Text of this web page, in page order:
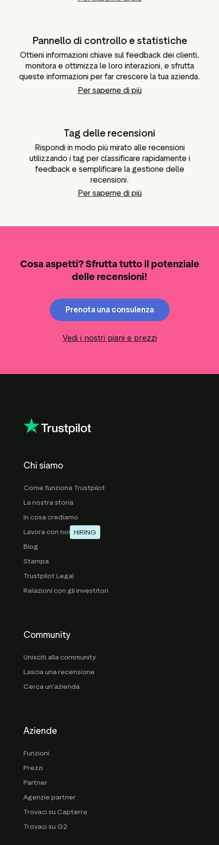
Pannello di controllo e statistiche
Ottieni informazioni chiave sul feedback dei clienti,
monitora e ottimizza le loro interazioni, e sfrutta
queste informazioni per far crescere la tua azienda.
Per saperne di più
Tag delle recensioni
Rispondi in modo più mirato alle recensioni
utilizzando i tag per classificare rapidamente i
feedback e semplificare la gestione delle
recensioni.
Per saperne di più
Cosa aspetti? Sfrutta tutto il potenziale
delle recensioni!
Prenota una consulenza
Vedi i nostri piani e prezzi
Chi siamo
Come funziona Trustpilot
La nostra storia
In cosa crediamo
Lavora con noi HIRING
Blog
Stampa
Trustpilot Legal
Relazioni con gli investitori
Community
Unisciti alla community
Lascia una recensione
Cerca un'azienda
Aziende
Funzioni
Prezzi
Partner
Agenzie partner
Trovaci su Capterra
Trovaci su G2